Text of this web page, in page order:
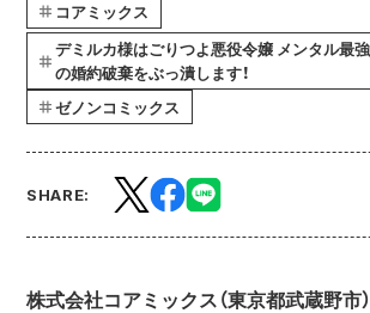
コアミックス
デミルカ様はごりつよ悪役令嬢 メンタル最
の婚約破棄をぶっ潰します！
ゼノンコミックス
SHARE:
株式会社コアミックス（東京都武蔵野市